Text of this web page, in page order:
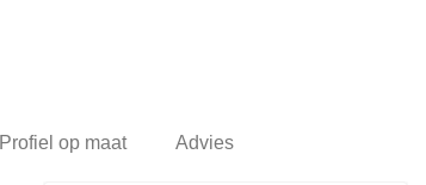
Profiel op maat Advies